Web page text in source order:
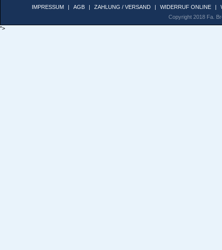
IMPRESSUM | AGB | ZAHLUNG / VERSAND | WIDERRUF ONLINE |
Copyright 2018 Fa.
">